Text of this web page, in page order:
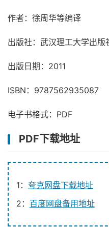
作者：徐周华等编译
出版社：武汉理工大学出版
出版日期：2011
ISBN：9787562935087
电子书格式：PDF
PDF下载地址
1： 夸克网盘下载地址
2： 百度网盘备用地址